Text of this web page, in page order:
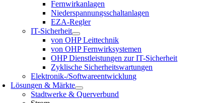
Fernwirkanlagen
Niederspannungsschaltanlagen
EZA-Regler
IT-Sicherheit
von OHP Leittechnik
von OHP Fernwirksystemen
OHP Dienstleistungen zur IT-Sicherheit
Zyklische Sicherheitswartungen
Elektronik-/Softwareentwicklung
Lösungen & Märkte
Stadtwerke & Querverbund